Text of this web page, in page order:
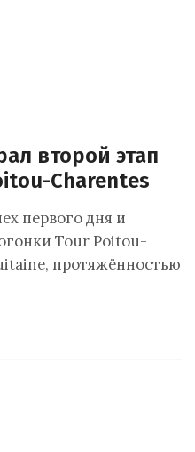
второй этап
Charentes
первого дня и
Tour Poitou-
протяжённостью